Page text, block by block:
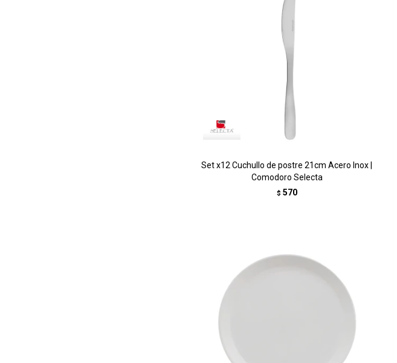
Set x12 Cuchullo de postre 21cm Acero Inox |
Comodoro Selecta
$ 570